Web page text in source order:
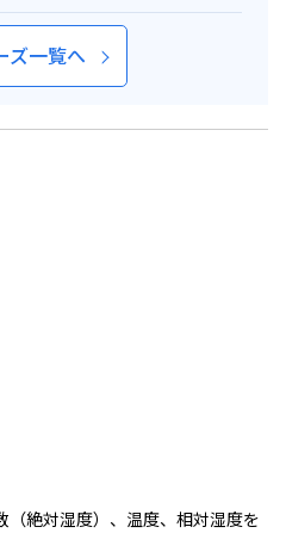
ズ一覧へ
絶対湿度）、温度、相対湿度を